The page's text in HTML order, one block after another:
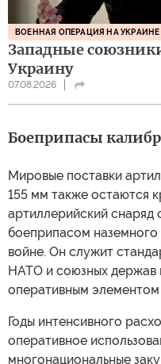
ВОЕННАЯ ОПЕРАЦИЯ НА УКРАИНЕ
Западные
Украину
07.08.2026
Боеприпасы
Мировые поставки
155 мм также остаются
артиллерийский
боеприпасом
войне. Он служит
НАТО и союзных держав
оперативным
Годы интенсивного
оперативное
многонациональные